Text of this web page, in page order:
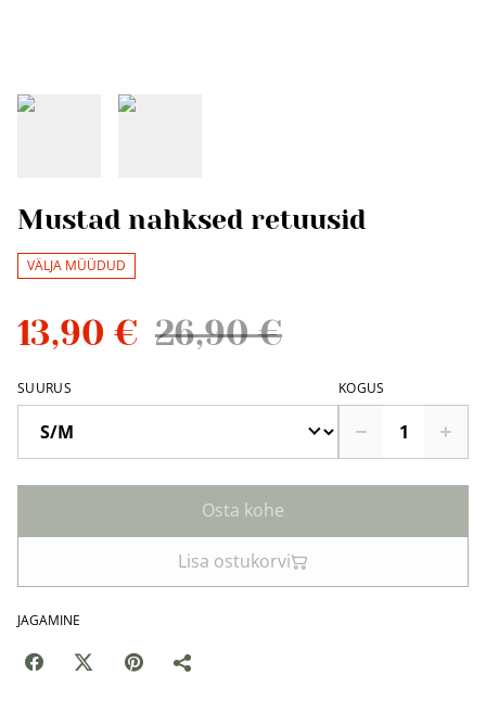
Mustad nahksed retuusid
VÄLJA MÜÜDUD
13,90 € 26,90 €
SUURUS KOGUS
Osta kohe
Lisa ostukorvi
JAGAMINE